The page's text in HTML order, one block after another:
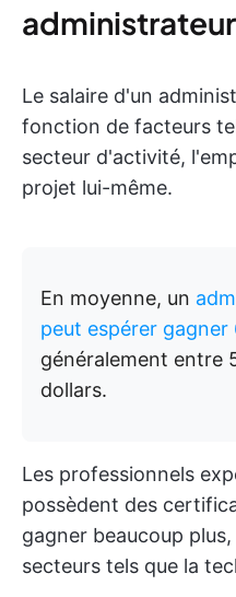
Le salaire d'un
fonction de facteurs
secteur d'activité,
projet lui-même.
En moyenne, un
peut espérer gagner
généralement entre
dollars.
Les professionnels
possèdent des
gagner beaucoup
secteurs tels que la